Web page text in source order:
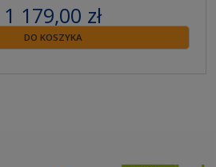
1 179,00 zł
zawiera 23% VAT
DO KOSZYKA